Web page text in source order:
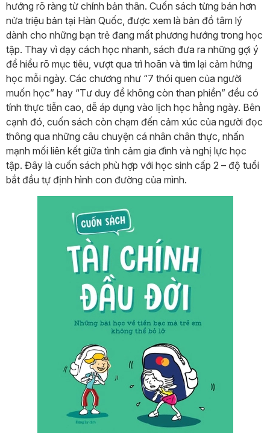
hướng rõ ràng từ chính bản thân. Cuốn sách từng bán hơn
nửa triệu bản tại Hàn Quốc, được xem là bản đồ tâm lý
dành cho những bạn trẻ đang mất phương hướng trong học
tập. Thay vì dạy cách học nhanh, sách đưa ra những gợi ý
để hiểu rõ mục tiêu, vượt qua trì hoãn và tìm lại cảm hứng
học mỗi ngày. Các chương như “7 thói quen của người
muốn học” hay “Tư duy để không còn than phiền” đều có
tính thực tiễn cao, dễ áp dụng vào lịch học hằng ngày. Bên
cạnh đó, cuốn sách còn chạm đến cảm xúc của người đọc
thông qua những câu chuyện cá nhân chân thực, nhấn
mạnh mối liên kết giữa tình cảm gia đình và nghị lực học
tập. Đây là cuốn sách phù hợp với học sinh cấp 2 – độ tuổi
bắt đầu tự định hình con đường của mình.